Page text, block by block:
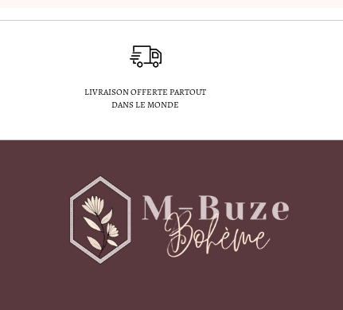
LIVRAISON OFFERTE PARTOUT
DANS LE MONDE